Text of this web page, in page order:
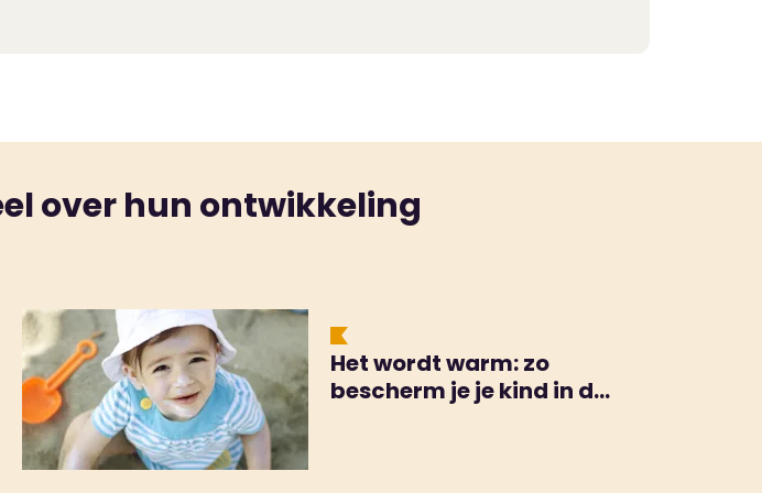
over hun ontwikkeling
Het wordt warm: zo
bescherm je je kind in de